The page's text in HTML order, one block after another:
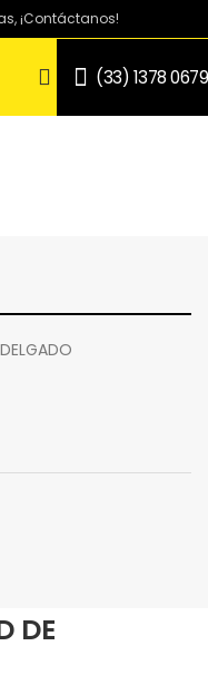
¡Contáctanos!
(33) 1378 0679
DE